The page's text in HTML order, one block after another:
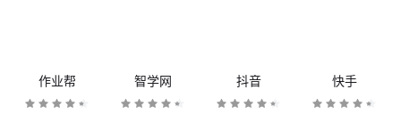
作业帮 智学网 抖音 快手